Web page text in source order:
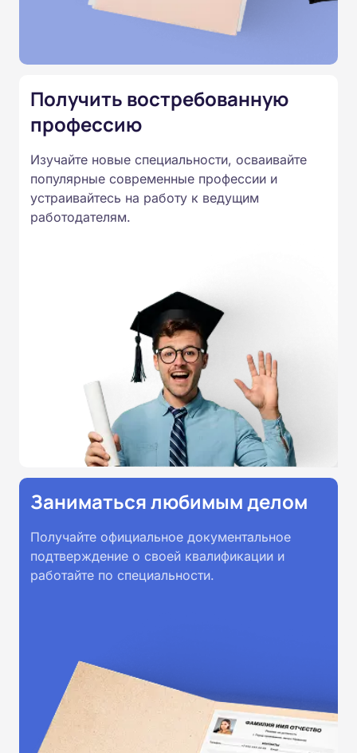
подтверждены лицензией
Министерства образования.
Приказом Минпросвещения
России от 14.07.2023 N 534 в
соответствии с Федеральными
государственными
образовательными стандартами
профессионального образования.
Удостоверения и дипломы о
Получить востребованную
профессию
Изучайте новые специальности, осваивайте
популярные современные профессии и
устраивайтесь на работу к ведущим
работодателям.
Заниматься любимым делом
Получайте официальное документальное
подтверждение о своей квалификации и
работайте по специальности.